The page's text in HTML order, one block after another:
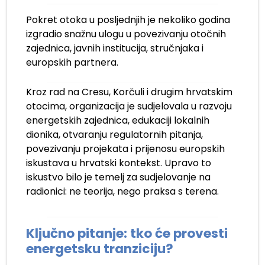
Pokret otoka u posljednjih je nekoliko godina
izgradio snažnu ulogu u povezivanju otočnih
zajednica, javnih institucija, stručnjaka i
europskih partnera.
Kroz rad na Cresu, Korčuli i drugim hrvatskim
otocima, organizacija je sudjelovala u razvoju
energetskih zajednica, edukaciji lokalnih
dionika, otvaranju regulatornih pitanja,
povezivanju projekata i prijenosu europskih
iskustava u hrvatski kontekst. Upravo to
iskustvo bilo je temelj za sudjelovanje na
radionici: ne teorija, nego praksa s terena.
Ključno pitanje: tko će provesti
energetsku tranziciju?